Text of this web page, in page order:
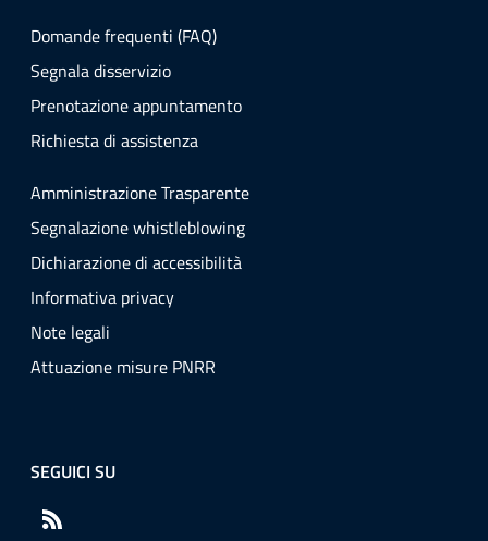
Domande frequenti (FAQ)
Segnala disservizio
Prenotazione appuntamento
Richiesta di assistenza
Amministrazione Trasparente
Segnalazione whistleblowing
Dichiarazione di accessibilità
Informativa privacy
Note legali
Attuazione misure PNRR
SEGUICI SU